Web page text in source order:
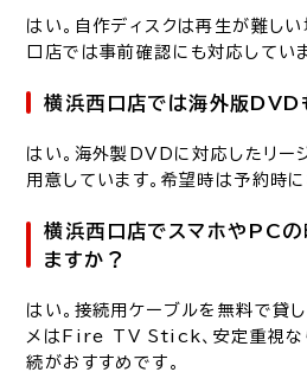
はい。自作ディスクは再生が難し
口店では事前確認にも対応していま
横浜西口店では海外版DVD
はい。海外製DVDに対応したリー
用意しています。希望時は予約時に
横浜西口店でスマホやPC
ますか？
はい。接続用ケーブルを無料で貸し
メはFire TV Stick、安定重視な
続がおすすめです。